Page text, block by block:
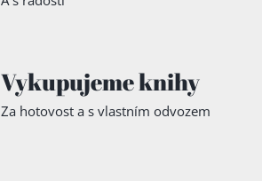
Vykupujeme knihy
Za hotovost a s vlastním odvozem